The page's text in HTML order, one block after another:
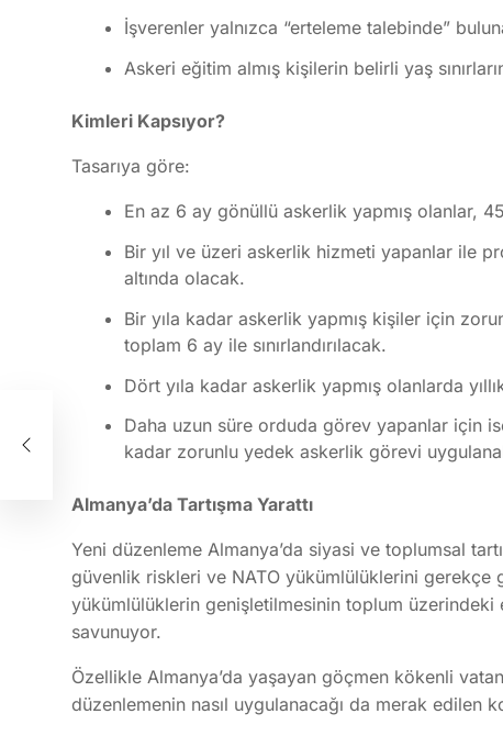
İşverenler yalnızca “erteleme talebinde”
Askeri eğitim almış kişilerin belirli yaş
Kimleri Kapsıyor?
Tasarıya göre:
En az 6 ay gönüllü askerlik yapmış olanlar,
Bir yıl ve üzeri askerlik hizmeti yapanlar ile
altında olacak.
Bir yıla kadar askerlik yapmış kişiler için
toplam 6 ay ile sınırlandırılacak.
Dört yıla kadar askerlik yapmış olanlarda
Daha uzun süre orduda görev yapanlar için
kadar zorunlu yedek askerlik görevi
Almanya’da Tartışma Yarattı
Yeni düzenleme Almanya’da siyasi ve toplumsal
güvenlik riskleri ve NATO yükümlülüklerini gerekçe
yükümlülüklerin genişletilmesinin toplum
savunuyor.
Özellikle Almanya’da yaşayan göçmen kökenli
düzenlemenin nasıl uygulanacağı da merak edilen